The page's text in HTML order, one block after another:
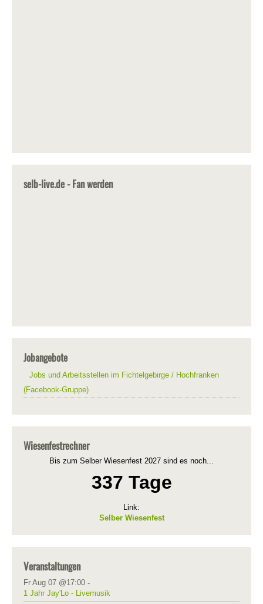
selb-live.de - Fan werden
Jobangebote
Jobs und Arbeitsstellen im Fichtelgebirge / Hochfranken
(Facebook-Gruppe)
Wiesenfestrechner
Bis zum Selber Wiesenfest 2027 sind es noch...
337 Tage
Link:
Selber Wiesenfest
Veranstaltungen
Fr Aug 07 @17:00 -
1 Jahr Jay'Lo - Livemusik